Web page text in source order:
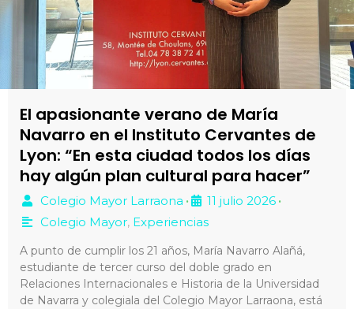
El apasionante verano de María
Navarro en el Instituto Cervantes de
Lyon: “En esta ciudad todos los días
hay algún plan cultural para hacer”
Colegio Mayor Larraona • 11 julio 2026 •
Colegio Mayor, Experiencias
A punto de cumplir los 21 años, María Navarro Alañá,
estudiante de tercer curso del doble grado en
Relaciones Internacionales e Historia de la Universidad
de Navarra y colegiala del Colegio Mayor Larraona, está